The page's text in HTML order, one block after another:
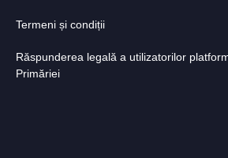
Termeni și condiții
Răspunderea legală a utilizatorilor
Primăriei